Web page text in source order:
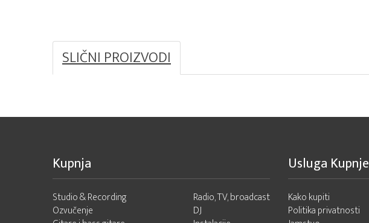
SLIČNI PROIZVODI
Kupnja
Studio & Recording
Ozvučenje
Radio, TV, broadcast
DJ
Usluga Kupnje
Kako kupiti
Politika privatnosti